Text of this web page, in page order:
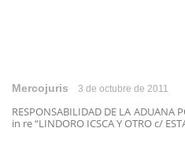
Mercojuris 3 de octubre de 2011
RESPONSABILIDAD DE LA ADUANA
in re “LINDORO ICSCA Y OTRO c/